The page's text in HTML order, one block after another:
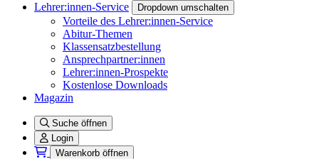
Lehrer:innen-Service
Dropdown umschalten
Vorteile des Lehrer:innen-Service
Abitur-Themen
Klassensatzbestellung
Ansprechpartner:innen
Lehrer:innen-Prospekte
Kostenlose Downloads
Magazin
Suche öffnen
Login
Warenkorb öffnen